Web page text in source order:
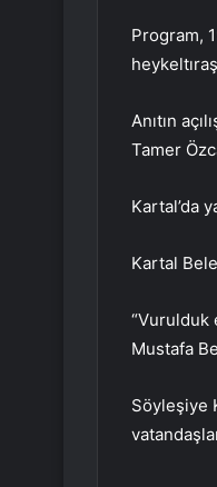
Program,
Anıtın
Tamer
Kartal’da
Kartal
“Vurulduk
Mustafa
Söyleşiye